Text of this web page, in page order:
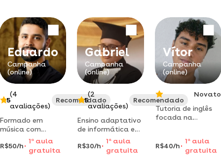
Eduardo
Campanha
(online)
5
(4
avaliações)
Recomendado
Formado em
música com
especialização em
canto pela
universidade
R$50/h
1 aaula
gratuita
Gabriel
Campanha
(online)
5
(2
avaliações)
Recomendado
Ensino adaptativo
de informática e
reforço escolar
(básico ao
avançado) e
R$30/h
1 a aula
gratuita
Vítor
Campanha
(online)
Novato
Tutoria de inglês
focada na
escuta ativa e
R$40/h
1 aaula
gratuita